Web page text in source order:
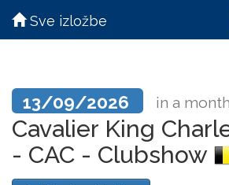
Sve izložbe
13/09/2026 in a month
Cavalier King
- CAC - Clubshow